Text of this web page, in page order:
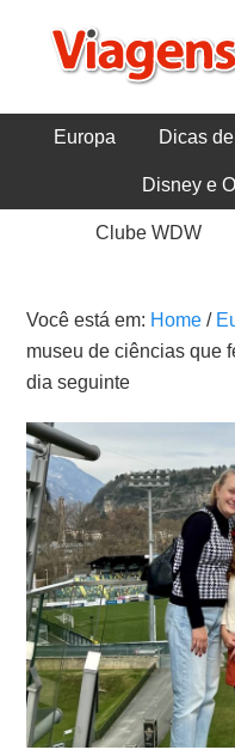
Europa Dicas
Disney e
Clube WDW
Você está em: Home /
museu de ciências que
dia seguinte